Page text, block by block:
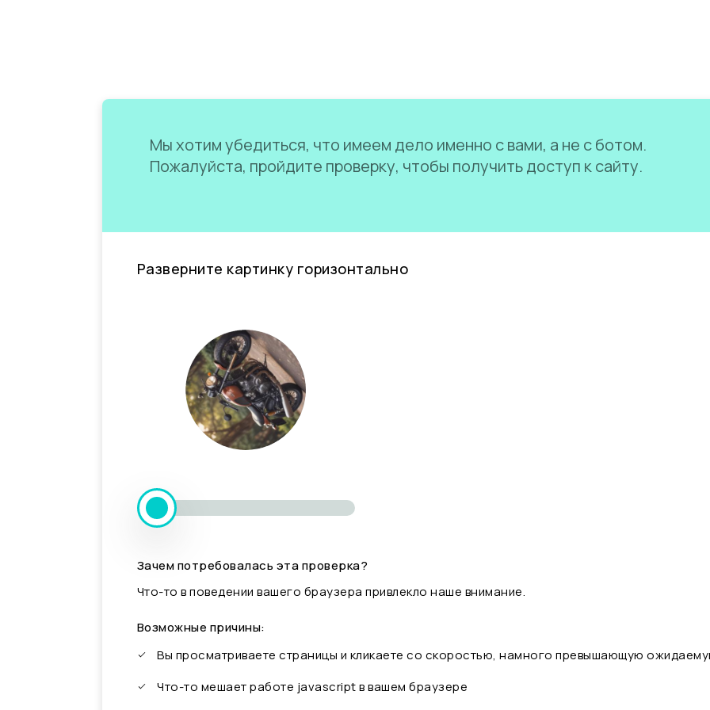
Мы хотим убедиться, что имеем дело именно с вами, а не с ботом.
Пожалуйста, пройдите проверку, чтобы получить доступ к сайту.
Разверните картинку горизонтально
Зачем потребовалась эта проверка?
Что-то в поведении вашего браузера привлекло наше внимание.
Возможные причины:
Вы просматриваете страницы и кликаете со скоростью, намного превышающую
Что-то мешает работе javascript в вашем браузере